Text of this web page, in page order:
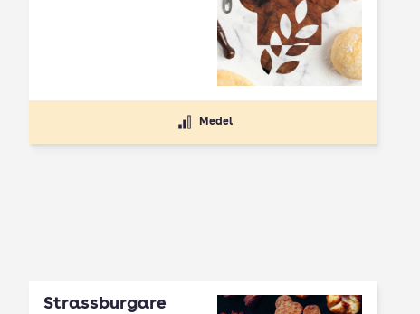
Medel
Strassburgare